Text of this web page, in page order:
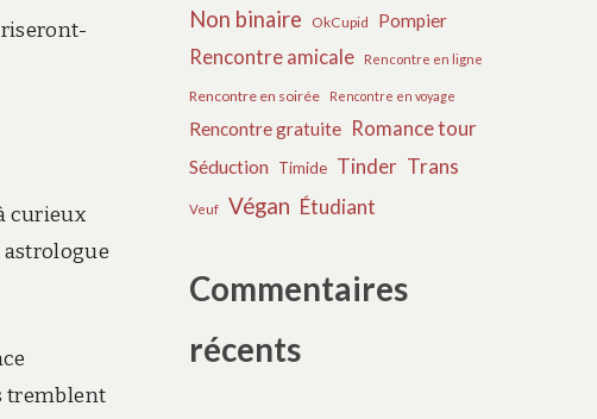
curieux
astrologue
tremblent
Non binaire OkCupid Pompier
Rencontre amicale Rencontre en ligne
Rencontre en soirée Rencontre en voyage
Rencontre gratuite Romance tour
Séduction Timide Tinder Trans
Veuf Végan Étudiant
Commentaires
récents